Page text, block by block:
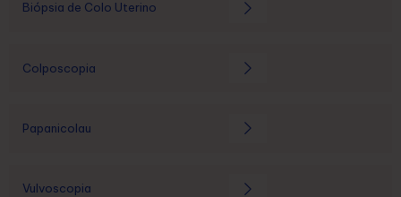
Biópsia de Colo Uterino
Colposcopia
Papanicolau
Vulvoscopia